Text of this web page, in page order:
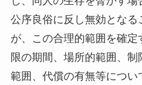
公序良俗に反し無効となる
が、この合理的範囲を確定
限の期間、場所的範囲、
範囲、代償の有無等につい